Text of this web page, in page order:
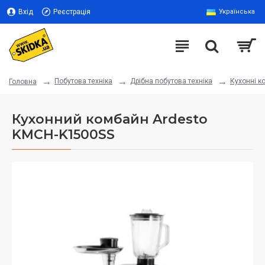
Вхід Реєстрація Українська
Головна Побутова техніка Дрібна побутова техніка Кухонні
Кухонний комбайн Ardesto
KMCH-K1500SS